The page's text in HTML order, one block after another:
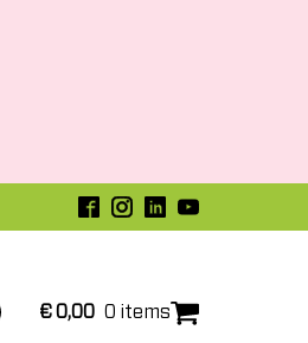
€0,00 0 items